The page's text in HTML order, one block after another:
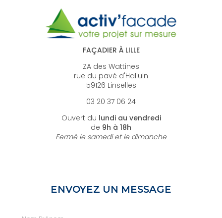
FAÇADIER À LILLE
ZA des Wattines
rue du pavé d'Halluin
59126 Linselles
03 20 37 06 24
Ouvert du lundi au vendredi
de 9h à 18h
Fermé le samedi et le dimanche
ENVOYEZ UN MESSAGE